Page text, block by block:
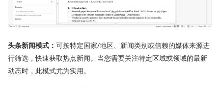
头条新闻模式： 可按特定国家/地区、新闻类别或信赖的媒体来源进
行筛选，快速获取热点新闻。当您需要关注特定区域或领域的最新
动态时，此模式尤为实用。